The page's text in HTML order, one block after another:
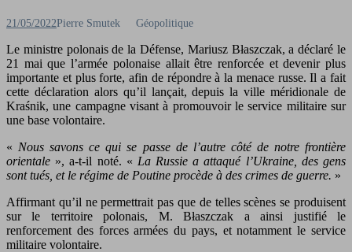
Posted
21/05/2022Author
Pierre Smutek Géopolitique
Le ministre polonais de la Défense, Mariusz Błaszczak, a déclaré le
21 mai que l’armée polonaise allait être renforcée et devenir plus
importante et plus forte, afin de répondre à la menace russe. Il a fait
cette déclaration alors qu’il lançait, depuis la ville méridionale de
Kraśnik, une campagne visant à promouvoir le service militaire sur
une base volontaire.
« Nous savons ce qui se passe de l’autre côté de notre frontière
orientale », a-t-il noté. « La Russie a attaqué l’Ukraine, des gens
sont tués, et le régime de Poutine procède à des crimes de guerre. »
Affirmant qu’il ne permettrait pas que de telles scènes se produisent
sur le territoire polonais, M. Błaszczak a ainsi justifié le
renforcement des forces armées du pays, et notamment le service
militaire volontaire.